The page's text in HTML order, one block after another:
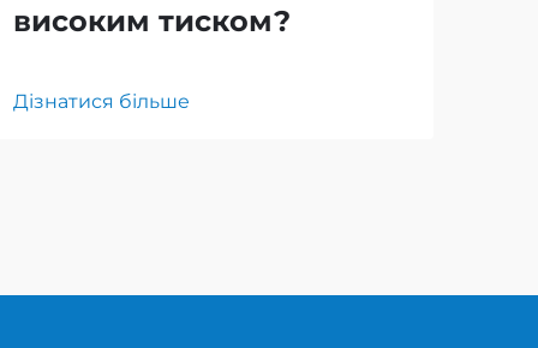
високим тиском?
Дізнатися більше